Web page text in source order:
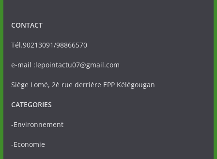
CONTACT
Tél.90213091/98866570
e-mail :lepointactu07@gmail.com
Siège Lomé, 2è rue derrière EPP Kélégougan
CATEGORIES
-Environnement
-Economie